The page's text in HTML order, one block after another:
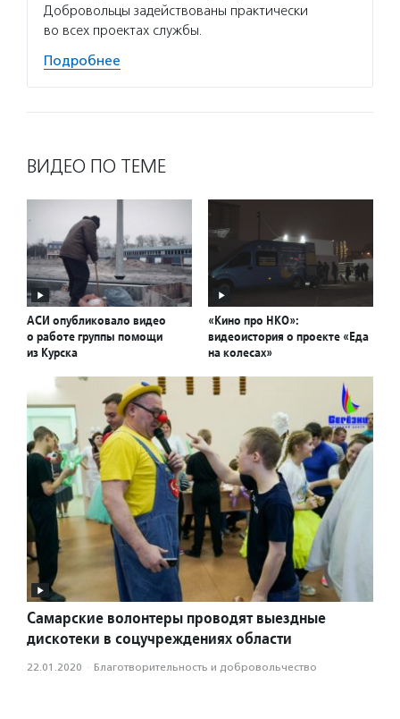
Добровольцы задействованы практически
во всех проектах службы.
Подробнее
ВИДЕО ПО ТЕМЕ
АСИ опубликовало видео
о работе группы помощи
из Курска
«Кино про НКО»:
видеоистория о проекте «Еда
на колесах»
Самарские волонтеры проводят выездные
дискотеки в соцучреждениях области
22.01.2020 · Благотвори­тель­ность и доброволь­чест­во